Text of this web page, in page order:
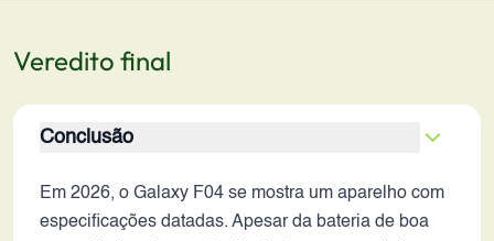
Veredito final
Conclusão
Em 2026, o Galaxy F04 se mostra um aparelho com
especificações datadas. Apesar da bateria de boa